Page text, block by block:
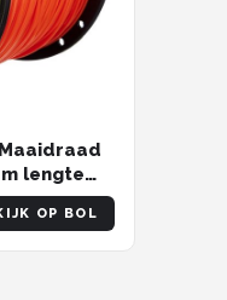
lengte
) voor het
OP BOL